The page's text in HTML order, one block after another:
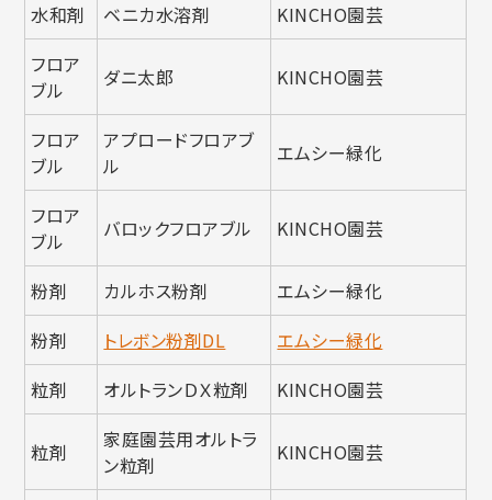
水和剤 ベニカ水溶剤
KINCHO園芸
フロア
ブル
ダニ太郎 KINCHO園芸
フロア
ブル
アプロードフロアブ
ル
エムシー緑化
フロア
ブル
バロックフロアブル KINCHO園芸
粉剤 カルホス粉剤
エムシー緑化
粉剤
トレボン粉剤DL
エムシー緑化
粒剤
オルトランＤＸ粒剤 KINCHO園芸
粒剤
家庭園芸用オルトラ
ン粒剤
KINCHO園芸